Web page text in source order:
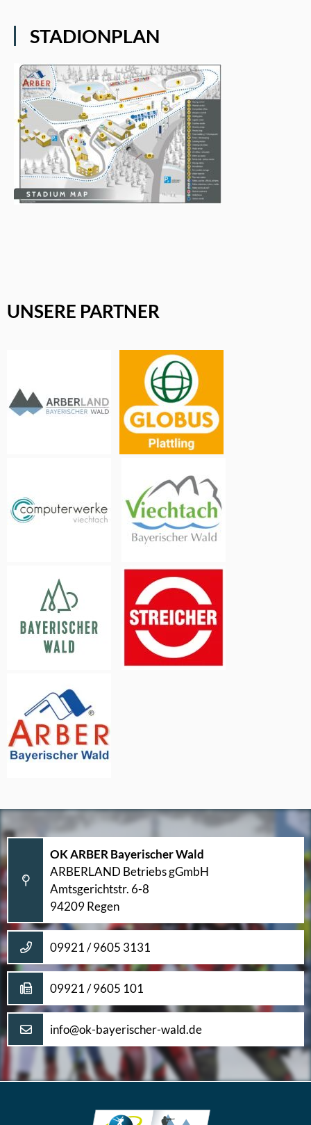
STADIONPLAN
UNSERE PARTNER
OK ARBER Bayerischer Wald
ARBERLAND Betriebs gGmbH
Amtsgerichtstr. 6-8
94209 Regen
09921 / 9605 3131
09921 / 9605 101
info@ok-bayerischer-wald.de